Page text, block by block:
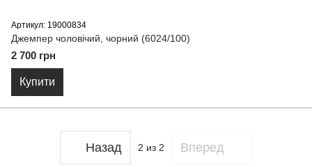
Артикул: 19000834
Джемпер чоловічий, чорний (6024/100)
2 700 грн
Купити
Назад 2 из 2 Вперед